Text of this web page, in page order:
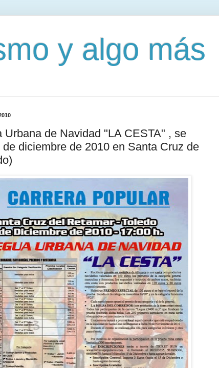
y algo más
Urbana de Navidad "LA CESTA" , se
diciembre de 2010 en Santa Cruz de